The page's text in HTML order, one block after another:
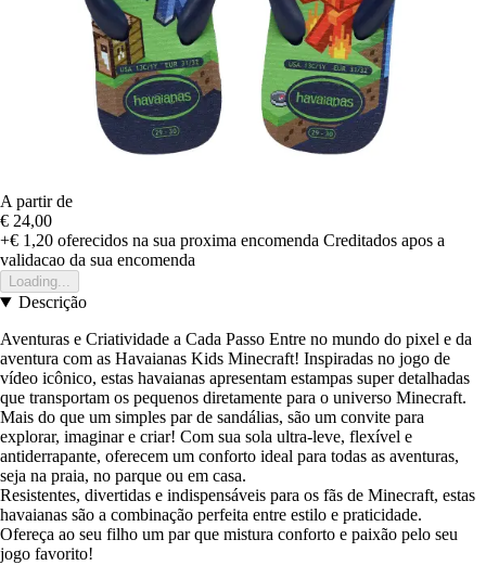
A partir de
€ 24,00
+€ 1,20 oferecidos na sua proxima encomenda Creditados apos a
validacao da sua encomenda
Loading...
Descrição
Aventuras e Criatividade a Cada Passo Entre no mundo do pixel e da
aventura com as Havaianas Kids Minecraft! Inspiradas no jogo de
vídeo icônico, estas havaianas apresentam estampas super detalhadas
que transportam os pequenos diretamente para o universo Minecraft.
Mais do que um simples par de sandálias, são um convite para
explorar, imaginar e criar! Com sua sola ultra-leve, flexível e
antiderrapante, oferecem um conforto ideal para todas as aventuras,
seja na praia, no parque ou em casa.
Resistentes, divertidas e indispensáveis para os fãs de Minecraft, estas
havaianas são a combinação perfeita entre estilo e praticidade.
Ofereça ao seu filho um par que mistura conforto e paixão pelo seu
jogo favorito!